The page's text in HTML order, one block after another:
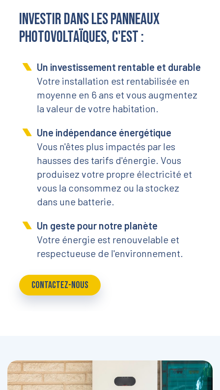
Investir dans les panneaux
photovoltaïques, c'est :
Un investissement rentable et durable
Votre installation est rentabilisée en
moyenne en 6 ans et vous augmentez
la valeur de votre habitation.
Une indépendance énergétique
Vous n'êtes plus impactés par les
hausses des tarifs d'énergie. Vous
produisez votre propre électricité et
vous la consommez ou la stockez
dans une batterie.
Un geste pour notre planète
Votre énergie est renouvelable et
respectueuse de l'environnement.
CONTACTEZ-NOUS